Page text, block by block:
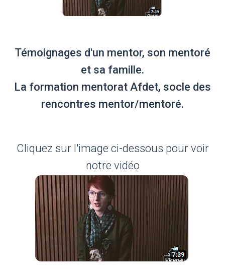
Témoignages d'un mentor, son mentoré
et sa famille.
La formation mentorat Afdet, socle des
rencontres mentor/mentoré.
Cliquez sur l'image ci-dessous pour voir
notre vidéo